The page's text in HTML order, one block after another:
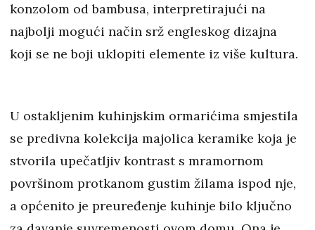
konzolom od bambusa, interpretirajući na
najbolji mogući način srž engleskog dizajna
koji se ne boji uklopiti elemente iz više kultura.
U ostakljenim kuhinjskim ormarićima smjestila
se predivna kolekcija majolica keramike koja je
stvorila upečatljiv kontrast s mramornom
površinom protkanom gustim žilama ispod nje,
a općenito je preuređenje kuhinje bilo ključno